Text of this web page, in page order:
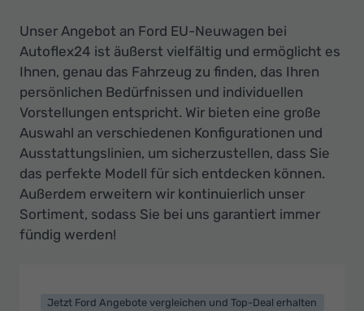
Unser Angebot an Ford EU-Neuwagen bei
Autoflex24 ist äußerst vielfältig und ermöglicht es
Ihnen, genau das Fahrzeug zu finden, das Ihren
persönlichen Bedürfnissen und individuellen
Vorstellungen entspricht. Wir bieten eine große
Auswahl an verschiedenen Konfigurationen und
Ausstattungslinien, um sicherzustellen, dass Sie
das perfekte Modell für sich entdecken können.
Außerdem erweitern wir kontinuierlich unser
Sortiment, sodass Sie bei uns garantiert immer
fündig werden!
Jetzt Ford Angebote vergleichen und Top-Deal erhalten